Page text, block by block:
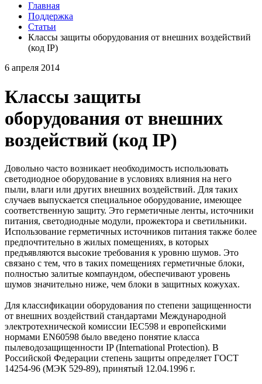
Главная
Поддержка
Статьи
Классы защиты оборудования от внешних воздействий
(код IP)
6 апреля 2014
Классы защиты
оборудования от внешних
воздействий (код IP)
Довольно часто возникает необходимость использовать
светодиодное оборудование в условиях влияния на него
пыли, влаги или других внешних воздействий. Для таких
случаев выпускается специальное оборудование, имеющее
соответственную защиту. Это герметичные ленты, источники
питания, светодиодные модули, прожектора и светильники.
Использование герметичных источников питания также более
предпочтительно в жилых помещениях, в которых
предъявляются высокие требования к уровню шумов. Это
связано с тем, что в таких помещениях герметичные блоки,
полностью залитые компаундом, обеспечивают уровень
шумов значительно ниже, чем блоки в защитных кожухах.
Для классификации оборудования по степени защищенности
от внешних воздействий стандартами Международной
электротехнической комиссии IEC598 и европейскими
нормами EN60598 было введено понятие класса
пылеводозащищенности IP (International Protection). В
Российской Федерации степень защиты определяет ГОСТ
14254-96 (МЭК 529-89), принятый 12.04.1996 г.